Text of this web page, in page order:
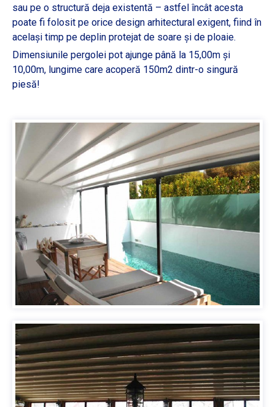
sau pe o structură deja existentă – astfel încât acesta
poate fi folosit pe orice design arhitectural exigent, fiind în
acelaşi timp pe deplin protejat de soare şi de ploaie.
Dimensiunile pergolei pot ajunge până la 15,00m şi
10,00m, lungime care acoperă 150m2 dintr-o singură
piesă!